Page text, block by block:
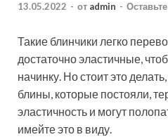
13.05.2022 - от admin -
Такие блинчики легко
достаточно эластичные,
начинку. Но стоит это
блины, которые постояли,
эластичность и могут
имейте это в виду.